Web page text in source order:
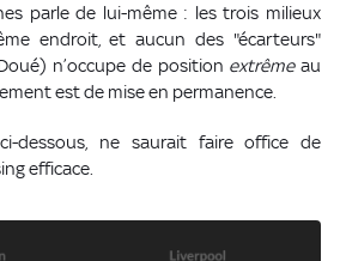
parle de lui-même : les trois milieux
endroit, et aucun des "écarteurs"
n’occupe de position extrêmeau
est de mise en permanence.
dessous, ne saurait faire office de
efficace.